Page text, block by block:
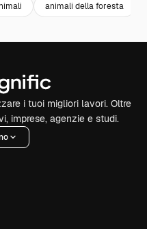
animali della foresta
i tuoi migliori lavori. Oltre
imprese, agenzie e studi.